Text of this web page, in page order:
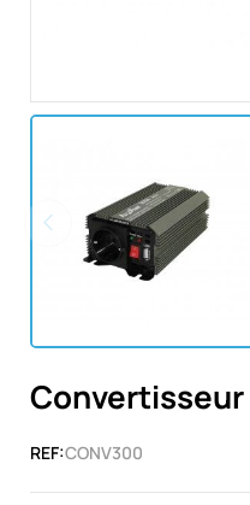
Convertisseur
REF:CONV300